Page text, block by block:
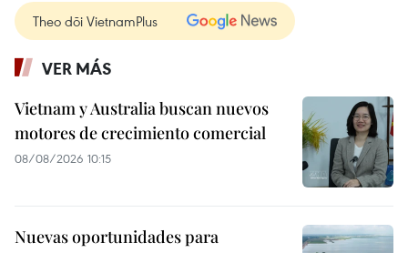
Theo dõi VietnamPlus
VER MÁS
Vietnam y Australia buscan nuevos
motores de crecimiento comercial
08/08/2026 10:15
Nuevas oportunidades para